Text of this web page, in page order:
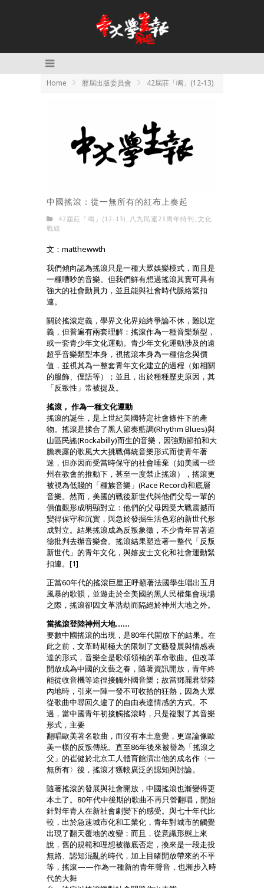
Home 歷屆出版委員會 42屆莊「鳴」(12-13)
中國搖滾：從一無所有的紅布上奏起
42屆莊「鳴」(12-13) , 八九民運23周年特刊 , 文化
戰線
文：matthewwth
我們傾向認為搖滾只是一種大眾娛樂模式，而且是
一種嘈吵的音樂。但我們鮮有想過搖滾其實可具有
強大的社會動員力，並且能與社會時代脈絡緊扣
連。
關於搖滾定義，學界文化界始終爭論不休，難以定
義，但普遍有兩套理解：搖滾作為一種音樂類型，
或一套青少年文化運動。青少年文化運動涉及的遠
超乎音樂類型本身，視搖滾本身為一種信念與價
值，並視其為一整套青年文化建立的過程（如相關
的服飾、俚語等）；並且，出於種種歷史原因，其
「反叛性」常被提及。
搖滾， 作為一種文化運動
搖滾的誕生，是上世紀美國特定社會條件下的產
物。搖滾是揉合了黑人節奏藍調(Rhythm Blues)與
山區民謠(Rockabilly)而生的音樂，因強勁節拍和大
膽表露的歌風大大挑戰傳統音樂形式而使青年著
迷，但亦因而受當時保守的社會唾棄（如美國一些
州在教會的推動下，甚至一度禁止搖滾），搖滾更
被視為低賤的「種族音樂」(Race Record)和底層
音樂。然而，美國的戰後新世代與他們父母一輩的
價值觀形成明顯對立：他們的父母因受大戰震撼而
變得保守和沉實，與急於發掘生活色彩的新世代形
成對立。結果搖滾成為反叛象徵，不少青年冒著道
德批判去辦音樂會。搖滾結果塑造著一整代「反叛
新世代」的青年文化，與嬉皮士文化和社會運動緊
扣連。[1]
正當60年代的搖滾巨星正呼籲著法國學生唱出五月
風暴的歌韻，並遊走於全美國的黑人民權集會現場
之際，搖滾卻因文革浩劫而隔絕於神州大地之外。
當搖滾登陸神州大地……
要數中國搖滾的出現，是80年代開放下的結果。在
此之前，文革時期極大的限制了文藝發展與情感表
達的形式，音樂全是歌頌領袖的革命歌曲。但改革
開放成為中國的文藝之春，隨著資訊開放，青年終
能從收音機等途徑接觸外國音樂；故當鄧麗君登陸
內地時，引來一陣一發不可收拾的狂熱，因為大眾
從歌曲中尋回久違了的自由表達情感的方式。不
過，當中國青年初接觸搖滾時，只是複製了其音樂
形式，主要
翻唱歐美著名歌曲，而沒有本土意覺，更遑論像歐
美一樣的反叛傳統。直至86年後來被譽為「搖滾之
父」的崔健於北京工人體育館演出他的成名作〈一
無所有〉後，搖滾才獲較廣泛的認知與討論。
隨著搖滾的發展與社會開放，中國搖滾也漸變得更
本土了。80年代中後期的歌曲不再只管翻唱，開始
針對年青人在新社會劇變下的感受。與七十年代比
較，出於急速城市化和工業化，青年對城市的觸覺
出現了翻天覆地的改變；而且，從意識形態上來
說，舊的規範和理想被徹底否定，換來是一段走投
無路、認知混亂的時代，加上目睹開放帶來的不平
等，搖滾——作為一種新的青年聲音，也漸步入時
代的大舞